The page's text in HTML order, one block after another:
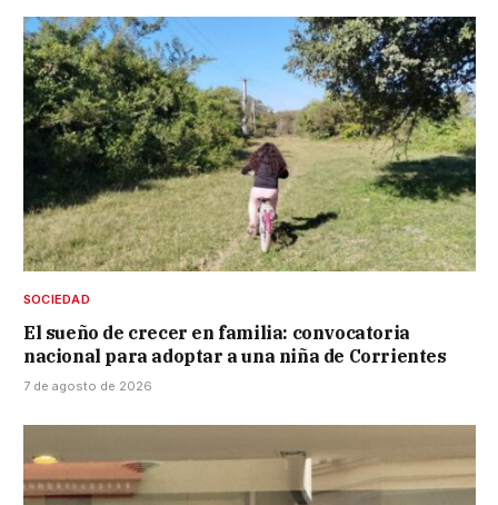
SOCIEDAD
El sueño de crecer en familia: convocatoria
nacional para adoptar a una niña de Corrientes
7 de agosto de 2026